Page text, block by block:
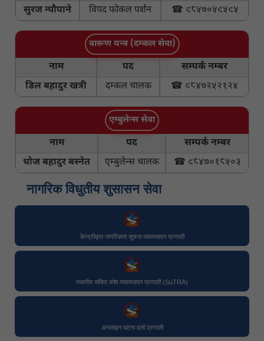
सुरज न्यौपाने
विपद फोकल पर्शन ☎ ९८५७०५९५९५
वारूण यन्त्र (दम्कल सेवा)
नाम पद
सम्पर्क नम्बर
डिल बहादुर खत्री
दम्कल चालक ☎ ९८४७२५२१२४
एम्बुलेन्स सेवा
नाम पद
सम्पर्क नम्बर
धोज बहादुर बस्नेत
एम्बुलेन्स चालक ☎ ९८४७०१८५०३
नागरिक विधुतीय शुसासन सेवा
केन्द्रीकृत नागरिकता सूचना व्यवस्थापन प्रणाली
स्थानीय संचित कोष व्यवस्थापन प्रणाली (SuTRA)
अनलाइन घटना दर्ता प्रणाली